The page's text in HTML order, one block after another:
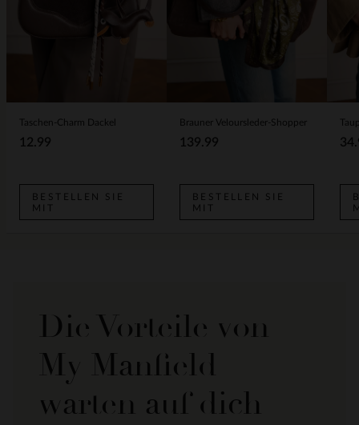
Taschen-Charm Dackel
12.99
BESTELLEN SIE
MIT
Brauner Veloursleder-Shopper
139.99
BESTELLEN SIE
MIT
Die Vorteile von
My Manfield
warten auf dich